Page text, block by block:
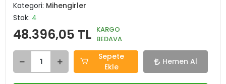
Kategori: Mihengirler
Stok: 4
48.396,05 TL KARGO
BEDAVA
Sepete
Ekle
Hemen Al